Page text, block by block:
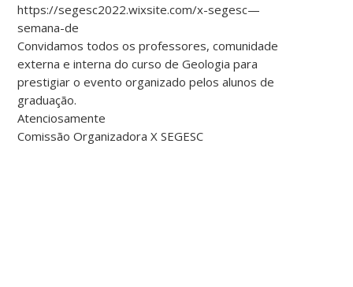
https://segesc2022.wixsite.com/x-segesc—
semana-de
Convidamos todos os professores, comunidade
externa e interna do curso de Geologia para
prestigiar o evento organizado pelos alunos de
graduação.
Atenciosamente
Comissão Organizadora X SEGESC